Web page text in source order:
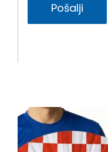
Pošalji